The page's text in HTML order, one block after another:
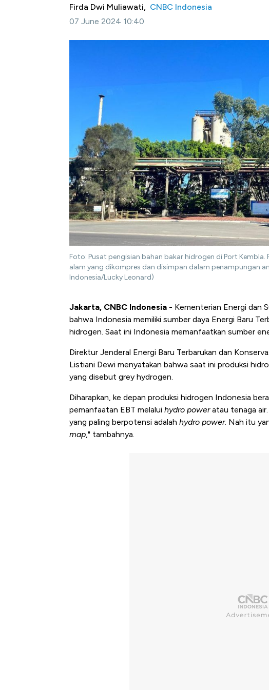
Firda Dwi Muliawati, CNBC Indonesia
07 June 2024 10:40
Foto: Pusat pengisian bahan bakar hidrogen di Port
alam yang dikompres dan disimpan dalam penampungan
Indonesia/Lucky Leonard)
Jakarta, CNBC Indonesia - Kementerian Energi dan
bahwa Indonesia memiliki sumber daya Energi Baru
hidrogen. Saat ini Indonesia memanfaatkan sumber
Direktur Jenderal Energi Baru Terbarukan dan
Listiani Dewi menyatakan bahwa saat ini produksi
yang disebut grey hydrogen.
Diharapkan, ke depan produksi hidrogen Indonesia
pemanfaatan EBT melalui hydro poweratau tenaga
yang paling berpotensi adalah hydro power. Nah itu
map," tambahnya.